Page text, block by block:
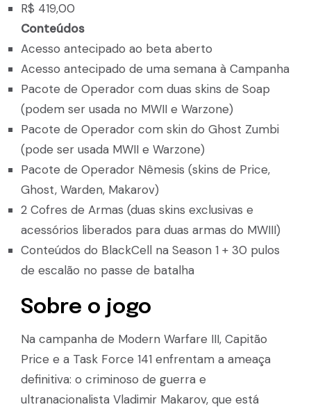
R$ 419,00
Conteúdos
Acesso antecipado ao beta aberto
Acesso antecipado de uma semana à Campanha
Pacote de Operador com duas skins de Soap
(podem ser usada no MWII e Warzone)
Pacote de Operador com skin do Ghost Zumbi
(pode ser usada MWII e Warzone)
Pacote de Operador Nêmesis (skins de Price,
Ghost, Warden, Makarov)
2 Cofres de Armas (duas skins exclusivas e
acessórios liberados para duas armas do MWIII)
Conteúdos do BlackCell na Season 1 + 30 pulos
de escalão no passe de batalha
Sobre o jogo
Na campanha de Modern Warfare III, Capitão
Price e a Task Force 141 enfrentam a ameaça
definitiva: o criminoso de guerra e
ultranacionalista Vladimir Makarov, que está